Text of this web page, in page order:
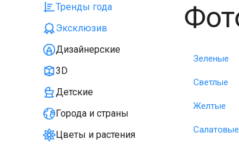
Тренды года
Эксклюзив
Дизайнерские
3D
Детские
Города и страны
Цветы и растения
Зеленые
Светлые
Желтые
Салатовые